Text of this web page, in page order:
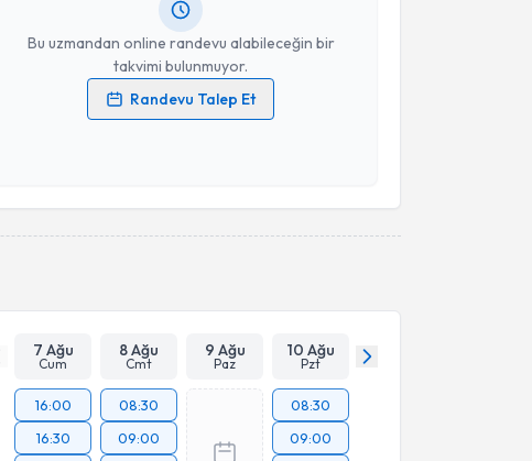
Bu uzmandan online randevu alabileceğin bir
takvimi bulunmuyor.
Randevu Talep Et
Kişisel verilerimin işlenmesine ilişkinAydınlatma Metni
Takvim Talebini Gönder
7 Ağu
Cum
8 Ağu
Cmt
9 Ağu
Paz
10 Ağu
Pzt
16:00
16:30
08:30
09:00
08:30
09:00